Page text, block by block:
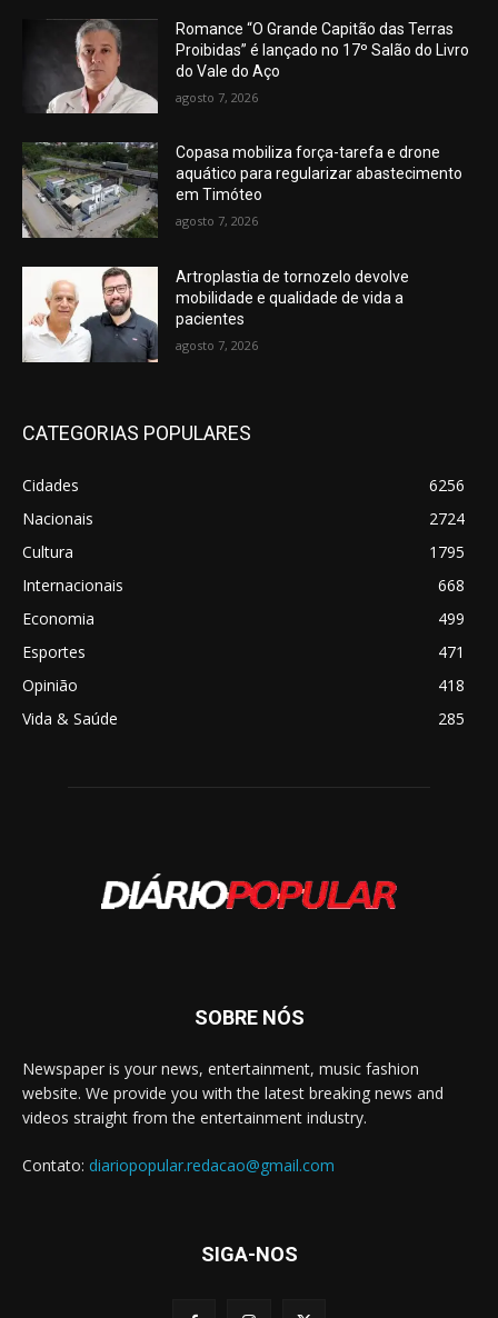
Romance “O Grande Capitão das Terras
Proibidas” é lançado no 17º Salão do Livro
do Vale do Aço
agosto 7, 2026
Copasa mobiliza força-tarefa e drone
aquático para regularizar abastecimento
em Timóteo
agosto 7, 2026
Artroplastia de tornozelo devolve
mobilidade e qualidade de vida a
pacientes
agosto 7, 2026
CATEGORIAS POPULARES
Cidades
6256
Nacionais
2724
Cultura
1795
Internacionais
668
Economia
499
Esportes
471
Opinião
418
Vida & Saúde
285
SOBRE NÓS
Newspaper is your news, entertainment, music fashion
website. We provide you with the latest breaking news and
videos straight from the entertainment industry.
Contato: diariopopular.redacao@gmail.com
SIGA-NOS